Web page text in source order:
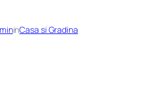
inCasa si Gradina